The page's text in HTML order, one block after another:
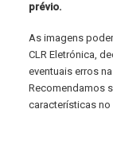
prévio.
As imagens
CLR Eletrónica,
eventuais erros
Recomendamos
características no